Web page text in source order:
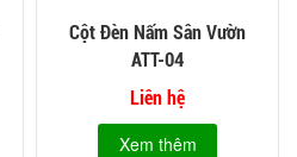
Cột Đèn Nấm Sân Vườn
ATT-04
Liên hệ
Xem thêm